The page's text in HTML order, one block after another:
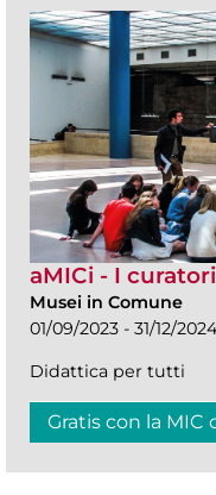
aMICi - I
Musei in Comune
01/09/2023 - 31/12/2024
Didattica per tutti
Gratis con la MIC